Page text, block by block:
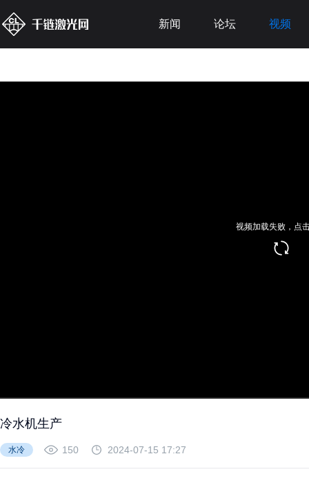
新闻 论坛 视频
视频加载失败，点
开始
冷水机生产
水冷 150 2024-07-15 17:27